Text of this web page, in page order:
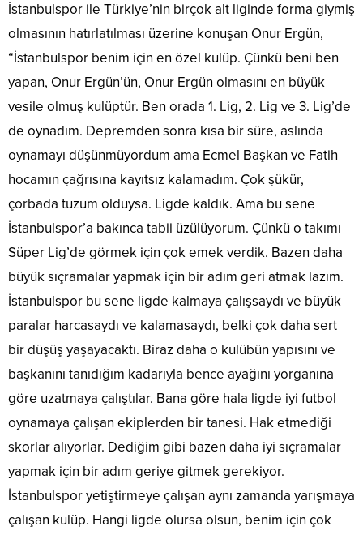
İstanbulspor ile Türkiye’nin birçok alt liginde forma giymiş
olmasının hatırlatılması üzerine konuşan Onur Ergün,
“İstanbulspor benim için en özel kulüp. Çünkü beni ben
yapan, Onur Ergün’ün, Onur Ergün olmasını en büyük
vesile olmuş kulüptür. Ben orada 1. Lig, 2. Lig ve 3. Lig’de
de oynadım. Depremden sonra kısa bir süre, aslında
oynamayı düşünmüyordum ama Ecmel Başkan ve Fatih
hocamın çağrısına kayıtsız kalamadım. Çok şükür,
çorbada tuzum olduysa. Ligde kaldık. Ama bu sene
İstanbulspor’a bakınca tabii üzülüyorum. Çünkü o takımı
Süper Lig’de görmek için çok emek verdik. Bazen daha
büyük sıçramalar yapmak için bir adım geri atmak lazım.
İstanbulspor bu sene ligde kalmaya çalışsaydı ve büyük
paralar harcasaydı ve kalamasaydı, belki çok daha sert
bir düşüş yaşayacaktı. Biraz daha o kulübün yapısını ve
başkanını tanıdığım kadarıyla bence ayağını yorganına
göre uzatmaya çalıştılar. Bana göre hala ligde iyi futbol
oynamaya çalışan ekiplerden bir tanesi. Hak etmediği
skorlar alıyorlar. Dediğim gibi bazen daha iyi sıçramalar
yapmak için bir adım geriye gitmek gerekiyor.
İstanbulspor yetiştirmeye çalışan aynı zamanda yarışmaya
çalışan kulüp. Hangi ligde olursa olsun, benim için çok